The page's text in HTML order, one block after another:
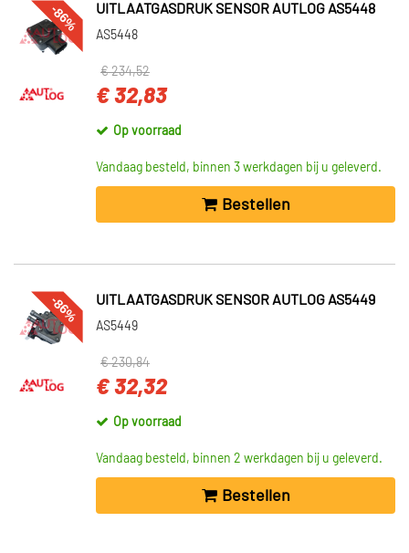
-86% UITLAATGASDRUK SENSOR AUTLOG AS5448
AS5448
€ 234,52
€ 32,83
Op voorraad
Vandaag besteld, binnen 3 werkdagen bij u geleverd.
Bestellen
-86% UITLAATGASDRUK SENSOR AUTLOG AS5449
AS5449
€ 230,84
€ 32,32
Op voorraad
Vandaag besteld, binnen 2 werkdagen bij u geleverd.
Bestellen